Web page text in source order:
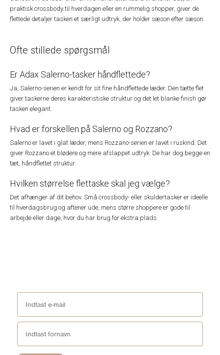
praktisk crossbody til hverdagen eller en rummelig shopper, giver de
flettede detaljer tasken et særligt udtryk, der holder sæson efter sæson.
Ofte stillede spørgsmål
Er Adax Salerno-tasker håndflettede?
Ja, Salerno-serien er kendt for sit fine håndflettede læder. Den tætte flet
giver taskerne deres karakteristiske struktur og det let blanke finish gør
tasken elegant.
Hvad er forskellen på Salerno og Rozzano?
Salerno er lavet i glat læder, mens Rozzano-serien er lavet i ruskind. Det
giver Rozzano et blødere og mere afslappet udtryk. De har dog begge en
tæt, håndflettet struktur.
Hvilken størrelse flettaske skal jeg vælge?
Det afhænger af dit behov. Små crossbody- eller skuldertasker er ideelle
til hverdagsbrug og aftener ude, mens større shoppere er gode til
arbejde eller dage, hvor du har brug for ekstra plads.